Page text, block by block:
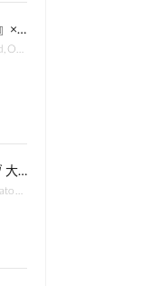
『Four Seasons Hotel』×『Brillia』高級住宅
2 Chome Dojima, Kita Ward, Osaka, 530-0003日本
クロスタワー大阪イヴ 大阪 港區 2SLDK 塔樓
1-chōme-3-13 Benten, Minato Ward, Osaka, 552-0007日本